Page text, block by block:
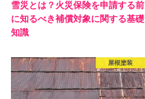
雪災とは？火災保険を申請する前
に知るべき補償対象に関する基礎
知識
屋根塗装